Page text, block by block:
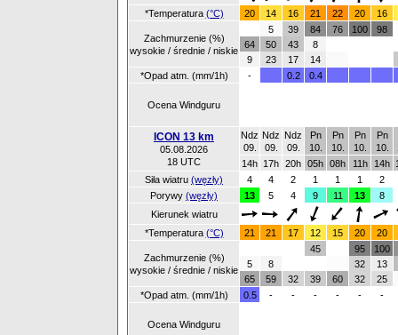
*Temperatura (°C) 20 14 16 21 22 20 16
Zachmurzenie (%)
wysokie / średnie / niskie
64
9
5
50
23
39
43
17
84
8
14
76 100 98
*Opad atm. (mm/1h) - 0.2 0.4
Ocena Windguru
ICON 13 km
05.08.2026
18 UTC
Ndz
09.
Ndz
09.
Ndz
09.
Pn
10.
Pn
10.
Pn
10.
Pn
10.
14h 17h 20h 05h 08h 11h 14h
Siła wiatru (węzły) 4 4 2 1 1 1
2
Porywy (węzły) 13 5 4 9 11 13
8
Kierunek wiatru
*Temperatura (°C) 21 21 17 12 15 20 20
Zachmurzenie (%)
wysokie / średnie / niskie
5
65
8
59
32
45
39 60
95
32
32
100
13
25
*Opad atm. (mm/1h)
0.5 - - - - - -
Ocena Windguru